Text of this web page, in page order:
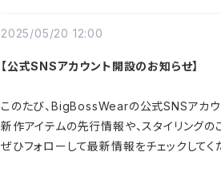
2025/05/20 12:00
【公式SNSアカウント開設のお知らせ】
このたび、BigBossWearの公式SNSアカウ
新作アイテムの先行情報や、スタイリングの
ぜひフォローして最新情報をチェックしてく